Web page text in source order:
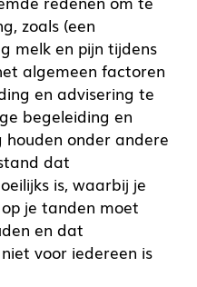
zoals (een
melk en pijn tijdens
algemeen factoren
en advisering te
begeleiding en
onder andere
dat
is, waarbij je
je tanden moet
en dat
voor iedereen is